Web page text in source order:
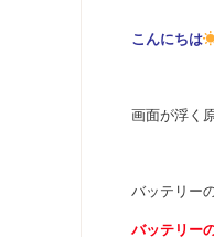
こんにちは
画面が浮く
バッテリー
バッテリー